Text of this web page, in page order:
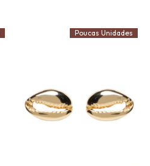
Poucas Unidades